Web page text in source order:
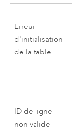
Erreur
d'initialisation
de la table.
ID de ligne
non valide